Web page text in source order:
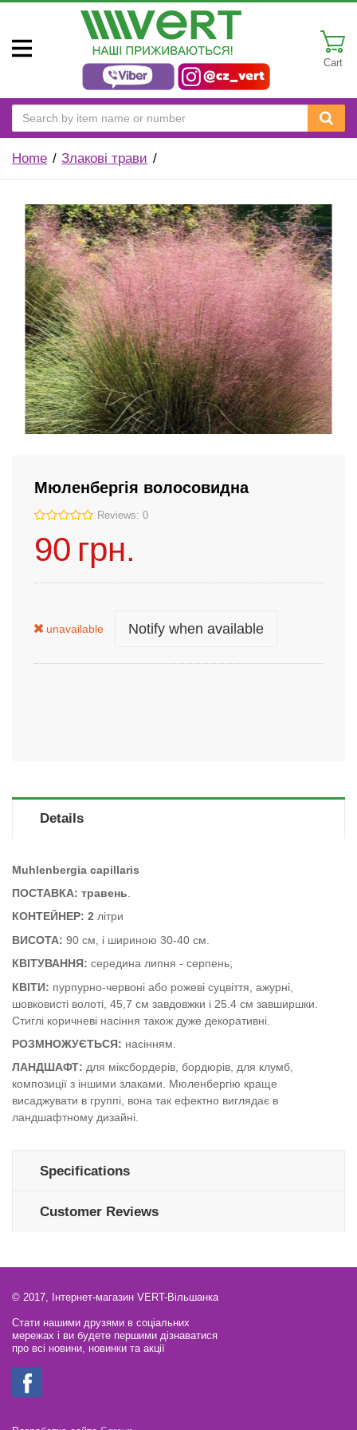
Cart
Home Злакові трави
Мюленбергія волосовидна
Reviews: 0
90 грн.
unavailable Notify when available
Details
Muhlenbergia capillaris
ПОСТАВКА: травень
КОНТЕЙНЕР: 2 літри
ВИСОТА: 90 см, і шириною 30-40 см.
КВІТУВАННЯ: середина липня - серпень;
КВІТИ: пурпурно-червоні або рожеві суцвіття, ажурні,
шовковисті волоті, 45,7 см завдовжки і 25.4 см завширшки.
Стиглі коричневі насіння також дуже декоративні.
РОЗМНОЖУЄТЬСЯ: насінням.
ЛАНДШАФТ: для міксбордерів, бордюрів, для клумб,
композиції з іншими злаками. Мюленбергію краще
висаджувати в группі, вона так ефектно виглядає в
ландшафтному дизайні.
Specifications
Customer Reviews
© 2017, Інтернет-магазин VERT-Вільшанка
Стати нашими друзями в соціальних
мережах і ви будете першими дізнаватися
про всі новини, новинки та акції